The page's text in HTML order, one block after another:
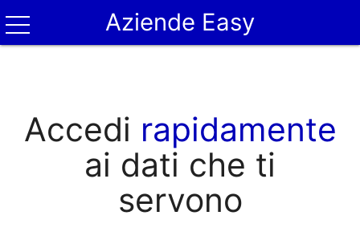
Aziende Easy
Accedi rapidamente
ai dati che ti
servono